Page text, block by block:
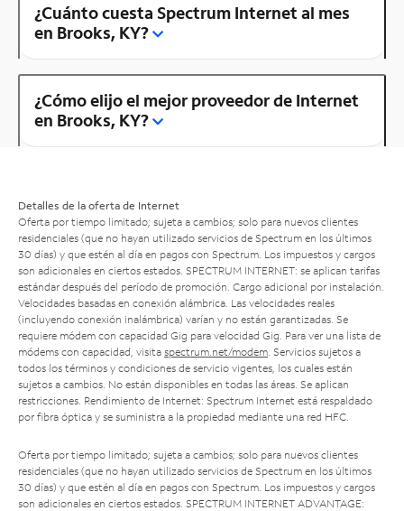
¿Cuánto cuesta Spectrum Internet al mes
en Brooks, KY?
¿Cómo elijo el mejor proveedor de Internet
en Brooks, KY?
Detalles de la oferta de Internet
Oferta por tiempo limitado; sujeta a cambios; solo para nuevos clientes
residenciales (que no hayan utilizado servicios de Spectrum en los últimos
30 días) y que estén al día en pagos con Spectrum. Los impuestos y cargos
son adicionales en ciertos estados. SPECTRUM INTERNET: se aplican tarifas
estándar después del período de promoción. Cargo adicional por instalación.
Velocidades basadas en conexión alámbrica. Las velocidades reales
(incluyendo conexión inalámbrica) varían y no están garantizadas. Se
requiere módem con capacidad Gig para velocidad Gig. Para ver una lista de
módems con capacidad, visita spectrum.net/modem . Servicios sujetos a
todos los términos y condiciones de servicio vigentes, los cuales están
sujetos a cambios. No están disponibles en todas las áreas. Se aplican
restricciones. Rendimiento de Internet: Spectrum Internet está respaldado
por fibra óptica y se suministra a la propiedad mediante una red HFC.
Oferta por tiempo limitado; sujeta a cambios; solo para nuevos clientes
residenciales (que no hayan utilizado servicios de Spectrum en los últimos
30 días) y que estén al día en pagos con Spectrum. Los impuestos y cargos
son adicionales en ciertos estados. SPECTRUM INTERNET ADVANTAGE: